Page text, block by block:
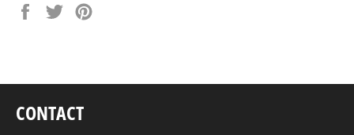
PartagerTweeter
CONTACT